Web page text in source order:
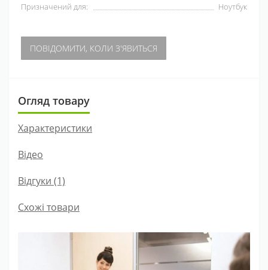
Призначений для:
Ноутбук
ПОВІДОМИТИ, КОЛИ З'ЯВИТЬСЯ
Огляд товару
Характеристики
Відео
Відгуки (1)
Схожі товари